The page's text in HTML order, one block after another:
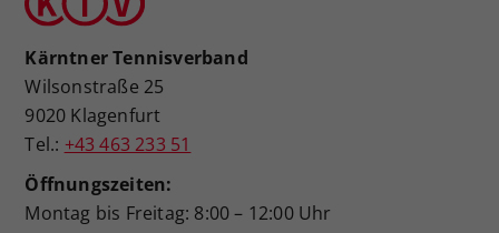
Kärntner Tennisverband
Wilsonstraße 25
9020 Klagenfurt
Tel.: +43 463 233 51
Öffnungszeiten:
Montag bis Freitag: 8:00 – 12:00 Uhr